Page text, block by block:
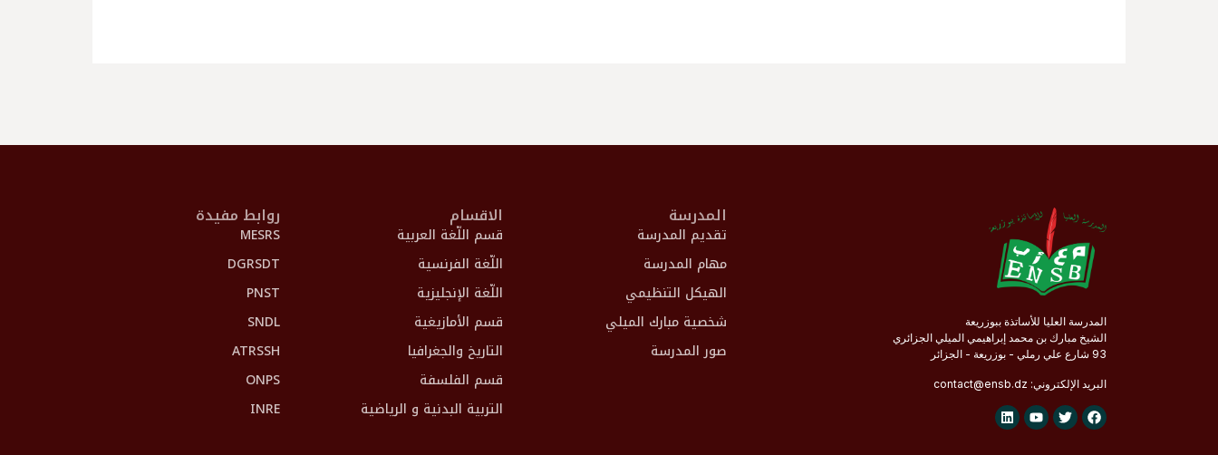
المدرسة العليا للأساتذة ببوزريعة
الشيخ مبارك بن محمد إبراهيمي الميلي الجزائري
93 شارع علي رملي - بوزريعة - الجزائر
البريد الإلكتروني: contact@ensb.dz
المدرسة
تقديم المدرسة
مهام المدرسة
الهيكل التنظيمي
شخصية مبارك الميلي
صور المدرسة
الاقسام
قسم اللّغة العربية
اللّغة الفرنسية
اللّغة الإنجليزية
قسم الأمازيغية
التاريخ والجغرافيا
قسم الفلسفة
التربية البدنية و الرياضية
روابط مفيدة
MESRS
DGRSDT
PNST
SNDL
ATRSSH
ONPS
INRE